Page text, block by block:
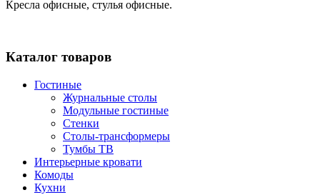
Кресла офисные, стулья офисные.
Каталог товаров
Гостиные
Журнальные столы
Модульные гостиные
Стенки
Столы-трансформеры
Тумбы ТВ
Интерьерные кровати
Комоды
Кухни